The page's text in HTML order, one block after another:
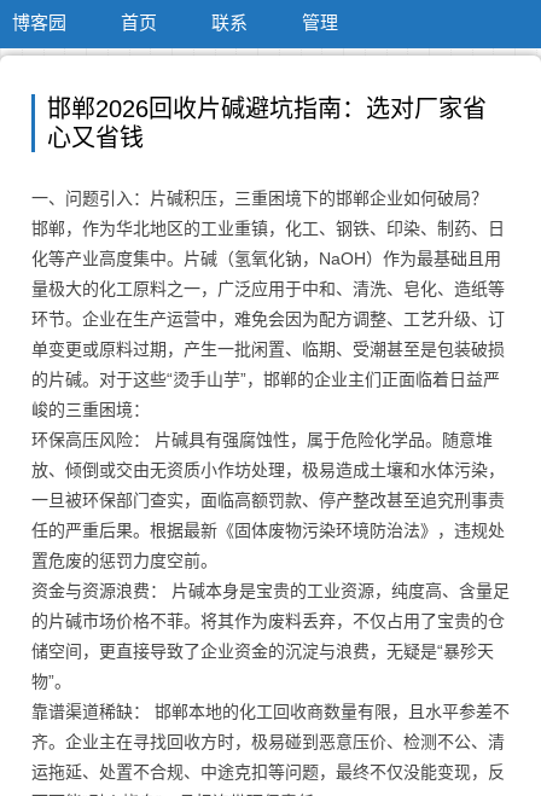
博客园 首页 联系 管理
邯郸2026回收片碱避坑指南：选对厂家省
心又省钱
一、问题引入：片碱积压，三重困境下的邯郸企业如何破局？
邯郸，作为华北地区的工业重镇，化工、钢铁、印染、制药、日
化等产业高度集中。片碱（氢氧化钠，NaOH）作为最基础且用
量极大的化工原料之一，广泛应用于中和、清洗、皂化、造纸等
环节。企业在生产运营中，难免会因为配方调整、工艺升级、订
单变更或原料过期，产生一批闲置、临期、受潮甚至是包装破损
的片碱。对于这些“烫手山芋”，邯郸的企业主们正面临着日益严
峻的三重困境：
环保高压风险： 片碱具有强腐蚀性，属于危险化学品。随意堆
放、倾倒或交由无资质小作坊处理，极易造成土壤和水体污染，
一旦被环保部门查实，面临高额罚款、停产整改甚至追究刑事责
任的严重后果。根据最新《固体废物污染环境防治法》，违规处
置危废的惩罚力度空前。
资金与资源浪费： 片碱本身是宝贵的工业资源，纯度高、含量足
的片碱市场价格不菲。将其作为废料丢弃，不仅占用了宝贵的仓
储空间，更直接导致了企业资金的沉淀与浪费，无疑是“暴殄天
物”。
靠谱渠道稀缺： 邯郸本地的化工回收商数量有限，且水平参差不
齐。企业主在寻找回收方时，极易碰到恶意压价、检测不公、清
运拖延、处置不合规、中途克扣等问题，最终不仅没能变现，反